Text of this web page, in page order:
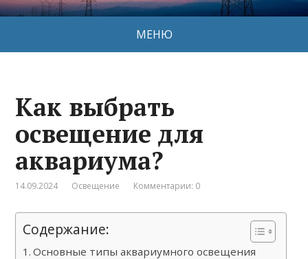
МЕНЮ
Как выбрать
освещение для
аквариума?
14.09.2024 Освещение Комментарии: 0
Содержание:
Основные типы аквариумного освещения